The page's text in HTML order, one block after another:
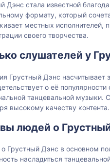
Дэнс стала известной
формату, который
местных исполнителей,
своего творчества.
слушателей у
Грустный Дэнс насчитывает
о её
танцевальной музыки.
высокому качеству контента.
людей о
Грустный Дэнс в основном
насладиться